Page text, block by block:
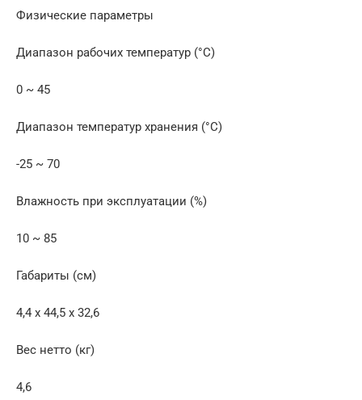
Физические параметры
Диапазон рабочих температур (°C)
0 ~ 45
Диапазон температур хранения (°C)
-25 ~ 70
Влажность при эксплуатации (%)
10 ~ 85
Габариты (см)
4,4 x 44,5 x 32,6
Вес нетто (кг)
4,6